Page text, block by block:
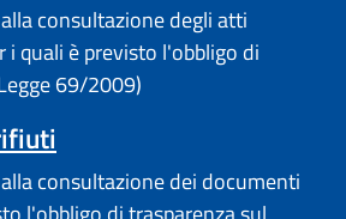
consultazione degli atti
quali è previsto l'obbligo di
69/2009)
consultazione dei documenti